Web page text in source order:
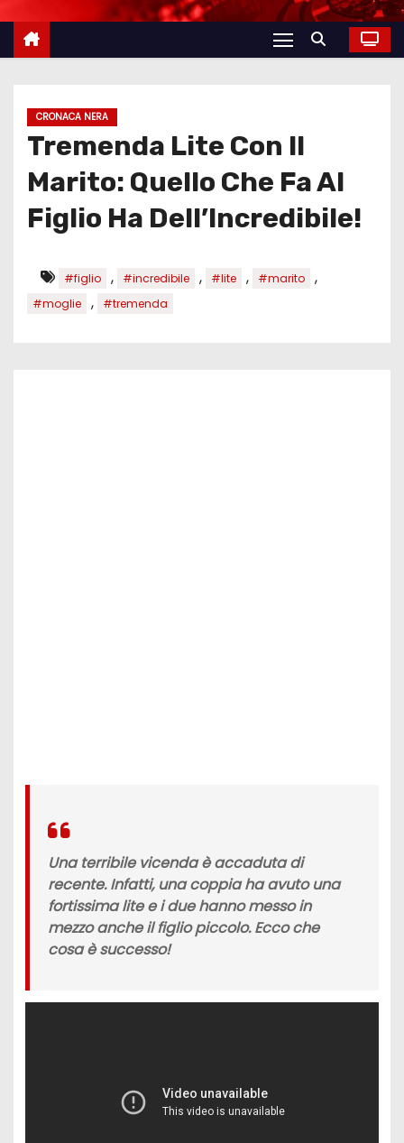
CRONACA NERA
Tremenda Lite Con Il
Marito: Quello Che Fa Al
Figlio Ha Dell’Incredibile!
#figlio , #incredibile , #lite , #marito ,
#moglie , #tremenda
Una terribile vicenda è accaduta di
recente. Infatti, una coppia ha avuto una
fortissima lite e i due hanno messo in
mezzo anche il figlio piccolo. Ecco che
cosa è successo!